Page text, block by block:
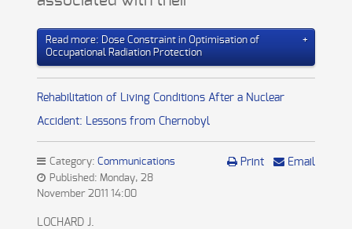
Read more: Dose Constraint in Optimisation of
Occupational Radiation Protection
Rehabilitation of Living Conditions After a Nuclear
Accident: Lessons from Chernobyl
Print Email
Category: Communications
Published: Monday, 28
November 2011 14:00
LOCHARD J.